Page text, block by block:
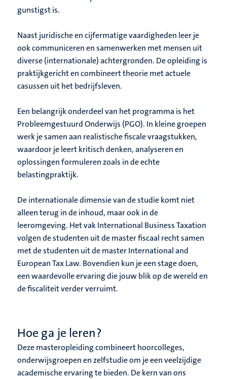
gunstigst is.
Naast juridische en cijfermatige vaardigheden leer je
ook communiceren en samenwerken met mensen uit
diverse (internationale) achtergronden. De opleiding is
praktijkgericht en combineert theorie met actuele
casussen uit het bedrijfsleven.
Een belangrijk onderdeel van het programma is het
Probleemgestuurd Onderwijs (PGO). In kleine groepen
werk je samen aan realistische fiscale vraagstukken,
waardoor je leert kritisch denken, analyseren en
oplossingen formuleren zoals in de echte
belastingpraktijk.
De internationale dimensie van de studie komt niet
alleen terug in de inhoud, maar ook in de
leeromgeving. Het vak International Business Taxation
volgen de studenten uit de master fiscaal recht samen
met de studenten uit de master International and
European Tax Law. Bovendien kun je een stage doen,
een waardevolle ervaring die jouw blik op de wereld en
de fiscaliteit verder verruimt.
Hoe ga je leren?
Deze masteropleiding combineert hoorcolleges,
onderwijsgroepen en zelfstudie om je een veelzijdige
academische ervaring te bieden. De kern van ons